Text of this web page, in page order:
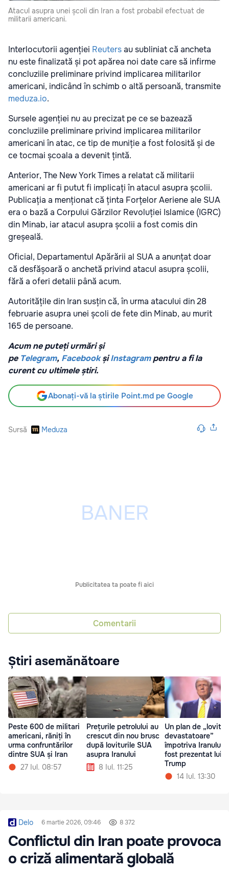
Atacul asupra unei școli din Iran a fost probabil efectuat de
militarii americani.
Interlocutorii agenției Reutersau subliniat că ancheta
nu este finalizată și pot apărea noi date care să infirme
concluziile preliminare privind implicarea militarilor
americani, indicând în schimb o altă persoană, transmite
meduza.io.
Sursele agenției nu au precizat pe ce se bazează
concluziile preliminare privind implicarea militarilor
americani în atac, ce tip de muniție a fost folosită și de
ce tocmai școala a devenit țintă.
Anterior, The New York Times a relatat că militarii
americani ar fi putut fi implicați în atacul asupra școlii.
Publicația a menționat că ținta Forțelor Aeriene ale SUA
era o bază a Corpului Gărzilor Revoluției Islamice (IGRC)
din Minab, iar atacul asupra școlii a fost comis din
greșeală.
Oficial, Departamentul Apărării al SUA a anunțat doar
că desfășoară o anchetă privind atacul asupra școlii,
fără a oferi detalii până acum.
Autoritățile din Iran susțin că, în urma atacului din 28
februarie asupra unei școli de fete din Minab, au murit
165 de persoane.
Acum ne puteți urmări și
pe Telegram, Facebook șiInstagrampentru a fi la
curent cu ultimele știri.
Abonați-vă la știrile Point.md pe Google
Sursă Meduza
Publicitatea ta poate fi aici
Comentarii
Știri asemănătoare
Peste 600 de militari
americani, răniți în
urma confruntărilor
dintre SUA și Iran
27 Iul. 08:57
Prețurile petrolului au
crescut din nou brusc
după loviturile SUA
asupra Iranului
8 Iul. 11:25
Un plan de
devastatoare”
împotriva Iranului
fost prezentat lui
Trump
14 Iul. 13:30
Delo 6 martie 2026, 09:46 8 372
Conflictul din Iran poate provoca
o criză alimentară globală